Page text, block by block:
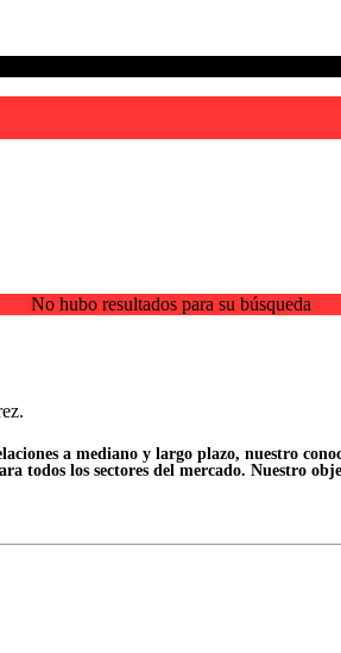
No hubo resultados para su búsqueda
a mediano y largo plazo, nuestro
todos los sectores del mercado. Nuestro